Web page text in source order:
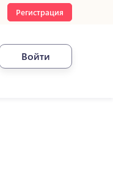
Регистрация
Войти